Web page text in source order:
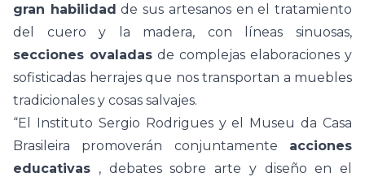
gran habilidad de sus artesanos en el tratamiento
del cuero y la madera, con líneas sinuosas,
secciones ovaladas de complejas elaboraciones y
sofisticadas herrajes que nos transportan a muebles
tradicionales y cosas salvajes.
“El Instituto Sergio Rodrigues y el Museu da Casa
Brasileira promoverán conjuntamente acciones
educativas , debates sobre arte y diseño en el